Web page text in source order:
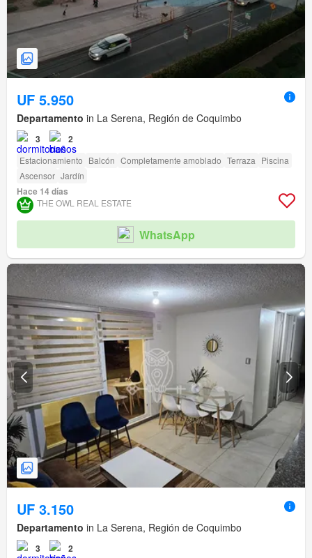
UF 5.950
Departamento in La Serena, Región de Coquimbo
3 2
Estacionamiento Balcón Completamente amoblado Terraza Piscina
Ascensor Jardín
Hace 14 días
THE OWL REAL ESTATE
WhatsApp
UF 3.150
Departamento in La Serena, Región de Coquimbo
3 2